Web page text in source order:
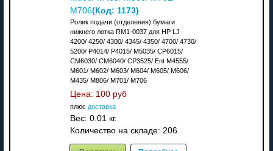
M706(Код: 1173)
Ролик подачи (отделения) бумаги
нижнего лотка RM1-0037 для HP LJ
4200/ 4250/ 4300/ 4345/ 4350/ 4700/ 4730/
5200/ P4014/ P4015/ M5035/ CP6015/
CM6030/ CM6040/ CP3525/ Ent M4555/
M601/ M602/ M603/ M604/ M605/ M606/
M435/ M806/ M701/ M706
Цена: 100 руб
плюс доставка
Вес: 0.01 кг.
Количество на складе: 206